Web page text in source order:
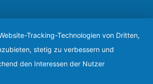
Tracking-Technologien von Dritten,
stetig zu verbessern und
den Interessen der Nutzer